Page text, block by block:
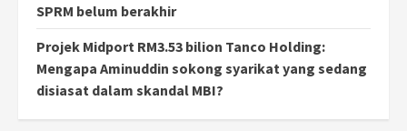
SPRM belum berakhir
Projek Midport RM3.53 bilion Tanco Holding:
Mengapa Aminuddin sokong syarikat yang sedang
disiasat dalam skandal MBI?